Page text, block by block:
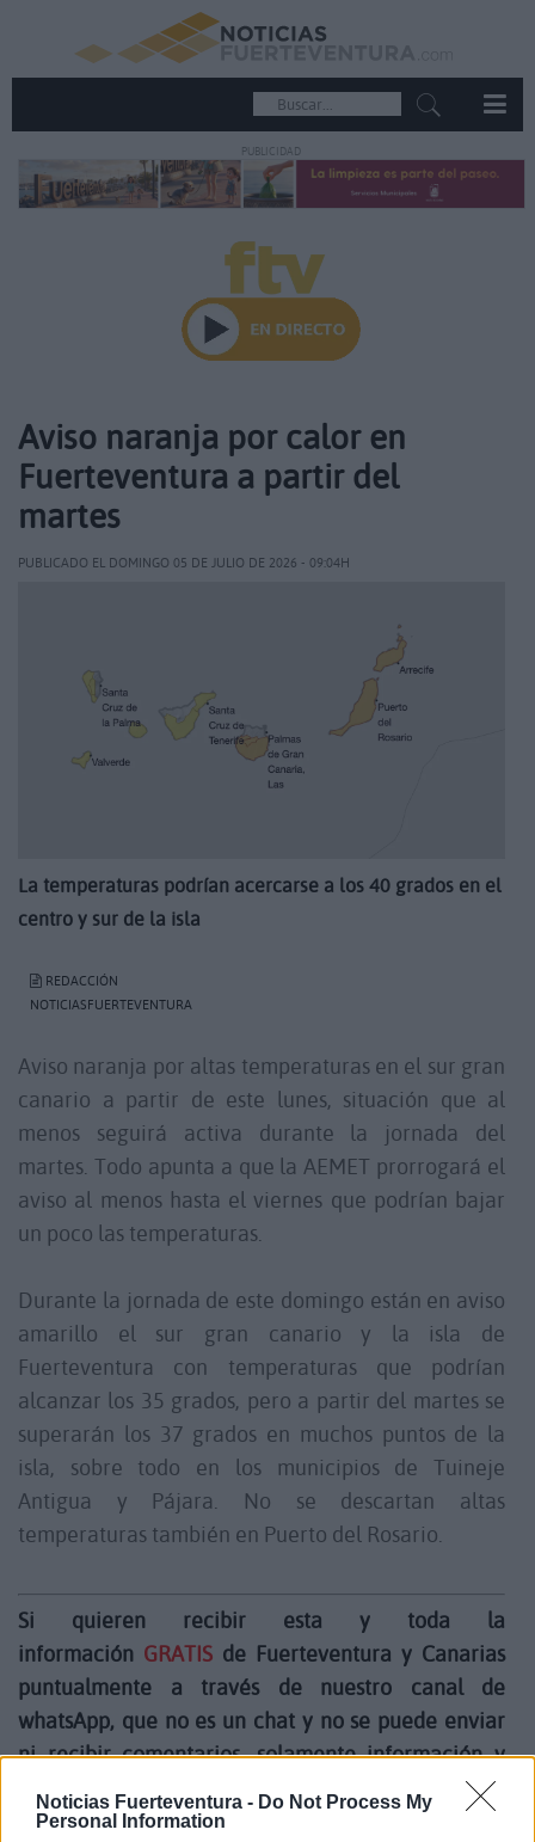
Noticias Fuerteventura - Do Not Process My
Personal Information
PUBLICIDAD
Aviso naranja por calor en
Fuerteventura a partir del
martes
PUBLICADO EL DOMINGO 05 DE JULIO DE 2026 - 09:04H
La temperaturas podrían acercarse a los 40 grados en el
centro y sur de la isla
REDACCIÓN
NOTICIASFUERTEVENTURA
Aviso naranja por altas temperaturas en el sur gran
canario a partir de este lunes, situación que al
menos seguirá activa durante la jornada del
martes. Todo apunta a que la AEMET prorrogará el
aviso al menos hasta el viernes que podrían bajar
un poco las temperaturas.
Durante la jornada de este domingo están en aviso
amarillo el sur gran canario y la isla de
Fuerteventura con temperaturas que podrían
alcanzar los 35 grados, pero a partir del martes se
superarán los 37 grados en muchos puntos de la
isla, sobre todo en los municipios de Tuineje
Antigua y Pájara. No se descartan altas
temperaturas también en Puerto del Rosario.
Si quieren recibir esta y toda la
información GRATIS de Fuerteventura y Canarias
puntualmente a través de nuestro canal de
whatsApp, que no es un chat y no se puede enviar
ni recibir comentarios, solamente información y
videos de la isla,
apuntarse al canal de Noticias
Fuerteventura.